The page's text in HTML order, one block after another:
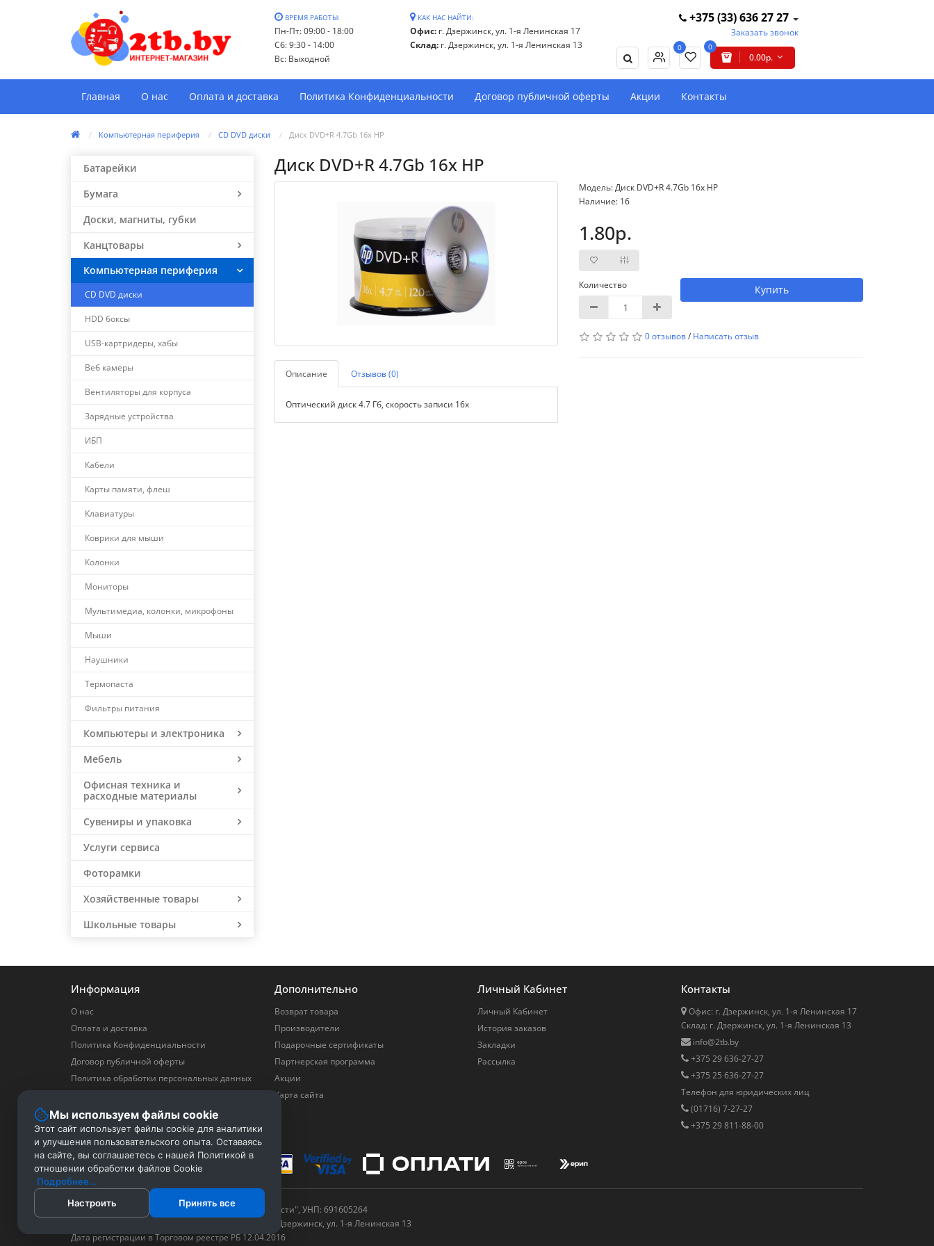
ВРЕМЯ РАБОТЫ:
Пн-Пт: 09:00 - 18:00
Сб: 9:30 - 14:00
Вс: Выходной
КАК НАС НАЙТИ:
Офис:г. Дзержинск, ул. 1-я Ленинская 17
Склад:г. Дзержинск, ул. 1-я Ленинская 13
+375 (33) 636 27 27
Заказать звонок
0 0
0.00р.
Главная О нас Оплата и доставка Политика Конфиденциальности Договор публичной оферты Акции Контакты
Компьютерная периферия CD DVD диски Диск DVD+R 4.7Gb 16x HP
Батарейки
Бумага
Доски, магниты, губки
Канцтовары
Компьютерная периферия
CD DVD диски
HDD боксы
USB-картридеры, хабы
Веб камеры
Вентиляторы для корпуса
Зарядные устройства
ИБП
Кабели
Карты памяти, флеш
Клавиатуры
Коврики для мыши
Колонки
Мониторы
Мультимедиа, колонки, микрофоны
Мыши
Наушники
Термопаста
Фильтры питания
Компьютеры и электроника
Мебель
Офисная техника и
расходные материалы
Сувениры и упаковка
Услуги сервиса
Фоторамки
Хозяйственные товары
Школьные товары
Диск DVD+R 4.7Gb 16x HP
Описание Отзывов (0)
Оптический диск 4.7 Гб, скорость записи 16x
Модель: Диск DVD+R 4.7Gb 16x HP
Наличие: 16
1.80р.
Количество Купить
0 отзывов/ Написать отзыв
Информация
О нас
Оплата и доставка
Политика Конфиденциальности
Договор публичной оферты
Политика обработки персональных данных
Скачать прайс
Дополнительно
Возврат товара
Производители
Подарочные сертификаты
Партнерская программа
Акции
Карта сайта
Личный Кабинет
Личный Кабинет
История заказов
Закладки
Рассылка
Контакты
Офис: г. Дзержинск, ул. 1-я Ленинская 17
Cклад: г. Дзержинск, ул. 1-я Ленинская 13
info@2tb.by
+375 29 636-27-27
+375 25 636-27-27
Телефон для юридических лиц
(01716) 7-27-27
+375 29 811-88-00
© 2016 - 2026 2tb.by ™ ООО "Территория безопасности", УНП: 691605264
Офис: г. Дзержинск, ул. 1-я Ленинская 17 Cклад: г. Дзержинск, ул. 1-я Ленинская 13
Дата регистрации в Торговом реестре РБ 12.04.2016
Мы используем файлы cookie
Этот сайт использует файлы cookie для аналитики
и улучшения пользовательского опыта. Оставаясь
на сайте, вы соглашаетесь с нашей Политикой в
отношении обработки файлов Cookie
Подробнее...
Настроить
Принять все